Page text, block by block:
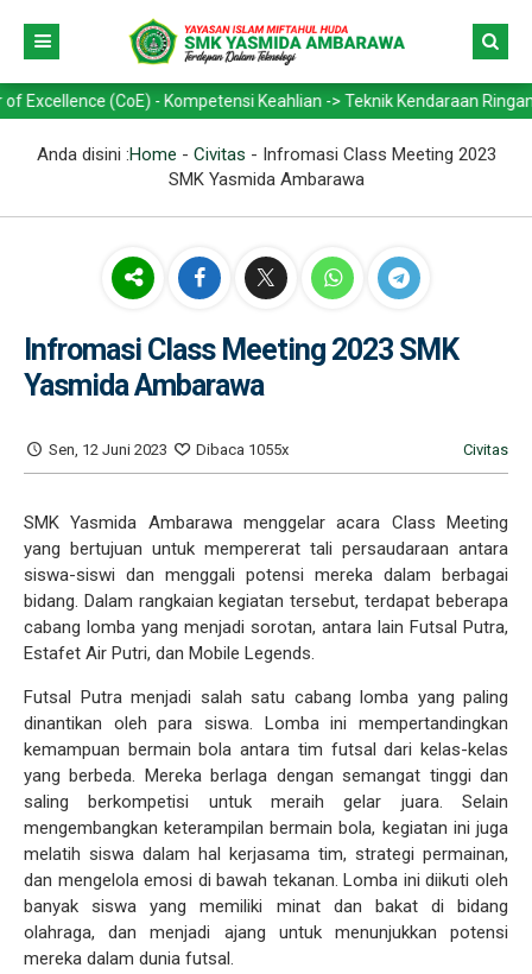
(CoE) - Kompetensi Keahlian -> Teknik Kendaraan Ringan
Anda disini :Home - Civitas - Infromasi Class Meeting 2023
SMK Yasmida Ambarawa
Infromasi Class Meeting 2023 SMK
Yasmida Ambarawa
Sen, 12 Juni 2023 Dibaca 1055x Civitas
SMK Yasmida Ambarawa menggelar acara Class Meeting
yang bertujuan untuk mempererat tali persaudaraan antara
siswa-siswi dan menggali potensi mereka dalam berbagai
bidang. Dalam rangkaian kegiatan tersebut, terdapat beberapa
cabang lomba yang menjadi sorotan, antara lain Futsal Putra,
Estafet Air Putri, dan Mobile Legends.
Futsal Putra menjadi salah satu cabang lomba yang paling
dinantikan oleh para siswa. Lomba ini mempertandingkan
kemampuan bermain bola antara tim futsal dari kelas-kelas
yang berbeda. Mereka berlaga dengan semangat tinggi dan
saling berkompetisi untuk meraih gelar juara. Selain
mengembangkan keterampilan bermain bola, kegiatan ini juga
melatih siswa dalam hal kerjasama tim, strategi permainan,
dan mengelola emosi di bawah tekanan. Lomba ini diikuti oleh
banyak siswa yang memiliki minat dan bakat di bidang
olahraga, dan menjadi ajang untuk menunjukkan potensi
mereka dalam dunia futsal.